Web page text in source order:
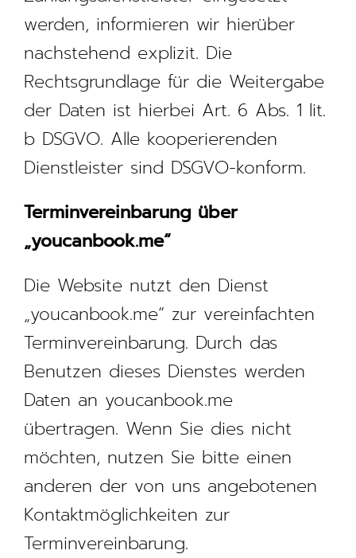
werden, informieren wir hierüber
nachstehend explizit. Die
Rechtsgrundlage für die Weitergabe
der Daten ist hierbei Art. 6 Abs. 1 lit.
b DSGVO. Alle kooperierenden
Dienstleister sind DSGVO-konform.
Terminvereinbarung über
„youcanbook.me“
Die Website nutzt den Dienst
„youcanbook.me“ zur vereinfachten
Terminvereinbarung. Durch das
Benutzen dieses Dienstes werden
Daten an youcanbook.me
übertragen. Wenn Sie dies nicht
möchten, nutzen Sie bitte einen
anderen der von uns angebotenen
Kontaktmöglichkeiten zur
Terminvereinbarung.